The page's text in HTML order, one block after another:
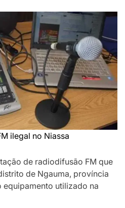
ilegal no Niassa
de radiodifusão FM que
de Ngauma, província
equipamento utilizado na